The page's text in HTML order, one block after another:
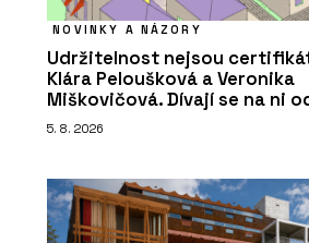
NOVINKY A NÁZORY
Udržitelnost nejsou
Klára Peloušková a Veronika
Miškovičová. Dívají se na ni
5. 8. 2026